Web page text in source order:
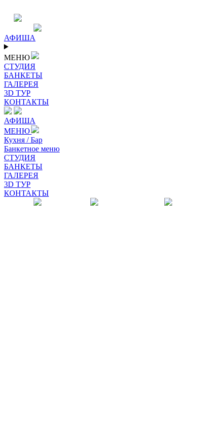
АФИША
МЕНЮ
СТУДИЯ
БАНКЕТЫ
ГАЛЕРЕЯ
3D ТУР
КОНТАКТЫ
АФИША
МЕНЮ
Кухня / Бар
Банкетное меню
СТУДИЯ
БАНКЕТЫ
ГАЛЕРЕЯ
3D ТУР
КОНТАКТЫ